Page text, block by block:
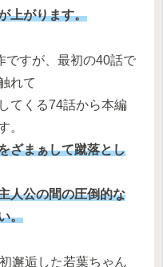
上がります。
ですが、最初の40話で
れて
てくる74話から本編
。
ざまぁして蹴落とし
人公の間の圧倒的な
。
邂逅した若葉ちゃん